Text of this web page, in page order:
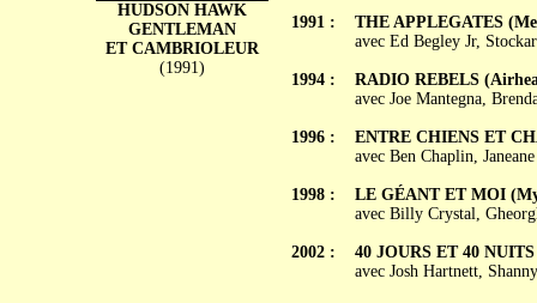
HUDSON HAWK
GENTLEMAN
ET CAMBRIOLEUR
(1991)
1991 :
1994 :
1996 :
1998 :
2002 :
THE APPLEGATES
avec Ed Begley Jr,
RADIO REBELS
avec Joe Mantegna,
ENTRE CHIENS ET
avec Ben Chaplin,
LE GÉANT ET MOI
avec Billy Crystal,
40 JOURS ET 40
avec Josh Hartnett,